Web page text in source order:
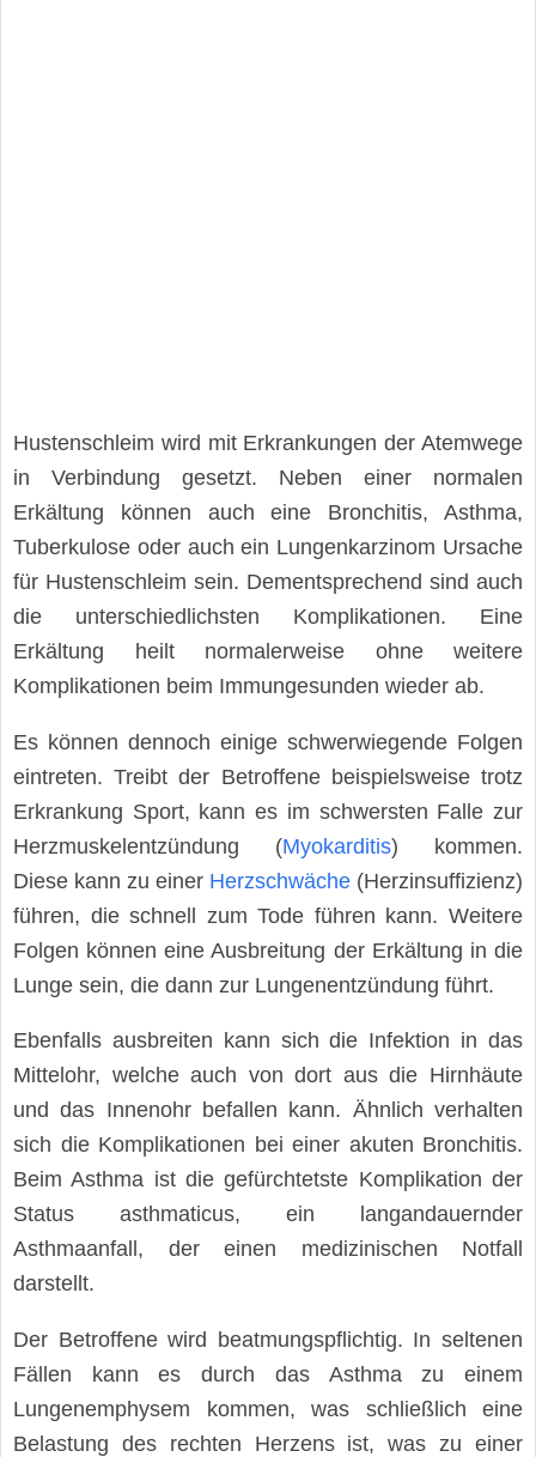
Hustenschleim wird mit Erkrankungen der Atemwege
in Verbindung gesetzt. Neben einer normalen
Erkältung können auch eine Bronchitis, Asthma,
Tuberkulose oder auch ein Lungenkarzinom Ursache
für Hustenschleim sein. Dementsprechend sind auch
die unterschiedlichsten Komplikationen. Eine
Erkältung heilt normalerweise ohne weitere
Komplikationen beim Immungesunden wieder ab.
Es können dennoch einige schwerwiegende Folgen
eintreten. Treibt der Betroffene beispielsweise trotz
Erkrankung Sport, kann es im schwersten Falle zur
Herzmuskelentzündung (Myokarditis) kommen.
Diese kann zu einer Herzschwäche (Herzinsuffizienz)
führen, die schnell zum Tode führen kann. Weitere
Folgen können eine Ausbreitung der Erkältung in die
Lunge sein, die dann zur Lungenentzündung führt.
Ebenfalls ausbreiten kann sich die Infektion in das
Mittelohr, welche auch von dort aus die Hirnhäute
und das Innenohr befallen kann. Ähnlich verhalten
sich die Komplikationen bei einer akuten Bronchitis.
Beim Asthma ist die gefürchtetste Komplikation der
Status asthmaticus, ein langandauernder
Asthmaanfall, der einen medizinischen Notfall
darstellt.
Der Betroffene wird beatmungspflichtig. In seltenen
Fällen kann es durch das Asthma zu einem
Lungenemphysem kommen, was schließlich eine
Belastung des rechten Herzens ist, was zu einer